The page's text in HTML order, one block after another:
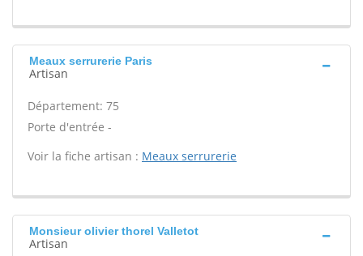
Meaux serrurerie Paris
Artisan
Département: 75
Porte d'entrée -
Voir la fiche artisan : Meaux serrurerie
Monsieur olivier thorel Valletot
Artisan